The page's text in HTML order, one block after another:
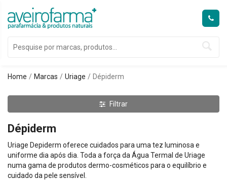
Home Marcas Uriage Dépiderm
Filtrar
Dépiderm
Uriage Depiderm oferece cuidados para uma tez luminosa e
uniforme dia após dia. Toda a força da Água Termal de Uriage
numa gama de produtos dermo-cosméticos para o equilíbrio e
cuidado da pele sensível.